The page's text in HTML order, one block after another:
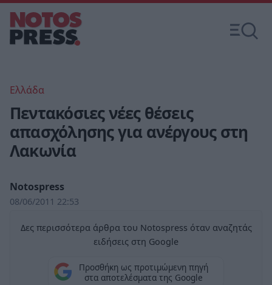
Ελλάδα
Πεντακόσιες νέες θέσεις
απασχόλησης για ανέργους στη
Λακωνία
Notospress
08/06/2011 22:53
Δες περισσότερα άρθρα του Notospress όταν αναζητάς
ειδήσεις στη Google
Προσθήκη ως προτιμώμενη πηγή
στα αποτελέσματα της Google